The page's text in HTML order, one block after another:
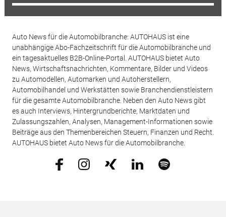
Auto News für die Automobilbranche: AUTOHAUS ist eine
unabhängige Abo-Fachzeitschrift für die Automobilbranche und
ein tagesaktuelles B2B-Online-Portal. AUTOHAUS bietet Auto
News, Wirtschaftsnachrichten, Kommentare, Bilder und Videos
zu Automodellen, Automarken und Autoherstellern,
Automobilhandel und Werkstätten sowie Branchendienstleistern
für die gesamte Automobilbranche. Neben den Auto News gibt
es auch Interviews, Hintergrundberichte, Marktdaten und
Zulassungszahlen, Analysen, Management-Informationen sowie
Beiträge aus den Themenbereichen Steuern, Finanzen und Recht.
AUTOHAUS bietet Auto News für die Automobilbranche.